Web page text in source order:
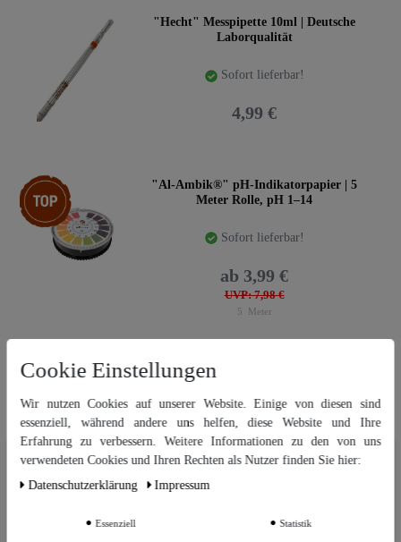
"Hecht" Messpipette 10ml | Deutsche
Laborqualität
Sofort lieferbar!
4,99 €
Top-Artikel
"Al-Ambik®" pH-Indikatorpapier | 5
Meter Rolle, pH 1–14
Sofort lieferbar!
UVP: 7,98 €
ab 3,99 €
5 Meter
"Hecht" ø24 cm Faltenfilter | grob
Sofort lieferbar!
ab 0,50 €
Wir nutzen Cookies auf unserer Website. Einige von diesen sind
zu verbessern. Weitere Informationen zu den von uns verwendeten
und unserem
Cookie Einstellungen
Wir nutzen Cookies auf unserer Website. Einige von diesen sind
essenziell, während andere uns helfen, diese Website und Ihre
Erfahrung zu verbessern. Weitere Informationen zu den von uns
verwendeten Cookies und Ihren Rechten als Nutzer finden Sie hier:
Daten­schutz­erklärung
Impressum
Essenziell Statistik